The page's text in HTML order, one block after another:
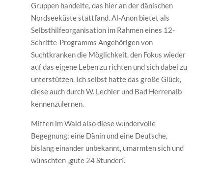
Gruppen handelte, das hier an der dänischen
Nordseeküste stattfand. Al-Anon bietet als
Selbsthilfeorganisation im Rahmen eines 12-
Schritte-Programms Angehörigen von
Suchtkranken die Möglichkeit, den Fokus wieder
auf das eigene Leben zu richten und sich dabei zu
unterstützen. Ich selbst hatte das große Glück,
diese auch durch W. Lechler und Bad Herrenalb
kennenzulernen.
Mitten im Wald also diese wundervolle
Begegnung: eine Dänin und eine Deutsche,
bislang einander unbekannt, umarmten sich und
wünschten „gute 24 Stunden“.